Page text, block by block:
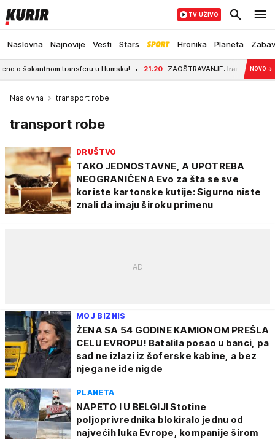
Naslovna Najnovije Vesti Stars Hronika Planeta
TV UŽIVO
o šokantnom transferu u Humsku! 21:20 ZAOŠTRAVANJE: Iran postavioNOVO →
Naslovna transport robe
transport robe
DRUŠTVO
TAKO JEDNOSTAVNE, A UPOTREBA
NEOGRANIČENA Evo za šta se sve
koriste kartonske kutije: Sigurno niste
znali da imaju široku primenu
MOJ BIZNIS
ŽENA SA 54 GODINE KAMIONOM PREŠLA
CELU EVROPU! Batalila posao u banci, pa
sad ne izlazi iz šoferske kabine, a bez
njega ne ide nigde
PLANETA
NAPETO I U BELGIJI Stotine
poljoprivrednika blokiralo jednu od
najvećih luka Evrope, kompanije širom